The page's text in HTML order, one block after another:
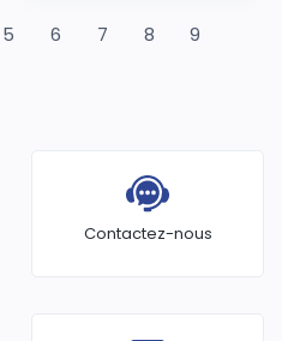
5 6 7 8
9
Contactez-nous